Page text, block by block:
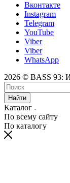
Вконтакте
Instagram
Telegram
YouTube
Viber
Viber
WhatsApp
2026 © BASS 93:
Найти
Каталог
По всему сайту
По каталогу